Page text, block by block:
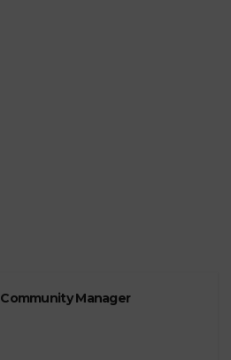
Community Manager